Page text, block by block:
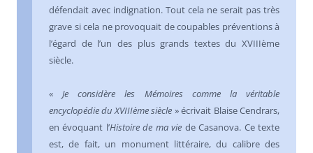
défendait avec indignation. Tout cela ne serait pas très
grave si cela ne provoquait de coupables préventions à
l’égard de l’un des plus grands textes du XVIIIème
siècle.
«Je considère les Mémoires comme la véritable
encyclopédie du XVIIIème siècle » écrivait Blaise Cendrars,
en évoquant l’Histoire de ma vie de Casanova. Ce texte
est, de fait, un monument littéraire, du calibre des